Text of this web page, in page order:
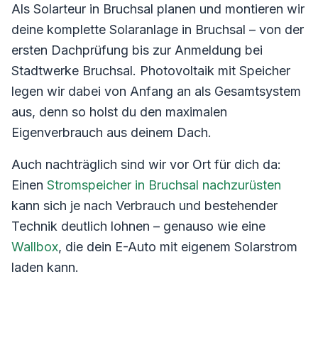
Als Solarteur in Bruchsal planen und montieren wir
deine komplette Solaranlage in Bruchsal – von der
ersten Dachprüfung bis zur Anmeldung bei
Stadtwerke Bruchsal. Photovoltaik mit Speicher
legen wir dabei von Anfang an als Gesamtsystem
aus, denn so holst du den maximalen
Eigenverbrauch aus deinem Dach.
Auch nachträglich sind wir vor Ort für dich da:
Einen Stromspeicher in Bruchsal nachzurüsten
kann sich je nach Verbrauch und bestehender
Technik deutlich lohnen – genauso wie eine
Wallbox, die dein E-Auto mit eigenem Solarstrom
laden kann.